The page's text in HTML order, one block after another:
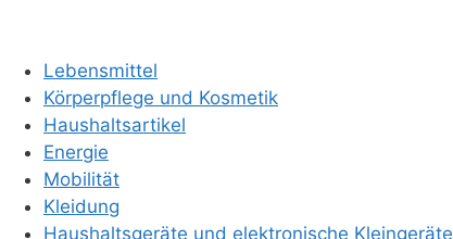
Lebensmittel
Körperpflege und Kosmetik
Haushaltsartikel
Energie
Mobilität
Kleidung
Haushaltsgeräte und elektronische Kleingeräte